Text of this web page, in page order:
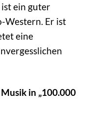
ist ein guter
Western. Er ist
eine
in „100.000